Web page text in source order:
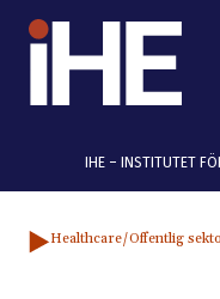
IHE – INSTITUTET
Healthcare/Offentlig